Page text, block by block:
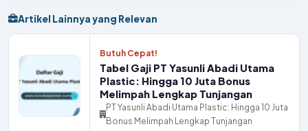
Tabel Gaji PT Yasunli Abadi Utama
Plastic: Hingga 10 Juta Bonus
Melimpah Lengkap Tunjangan
PT Yasunli Abadi Utama Plastic: Hingga 10 Juta
Bonus Melimpah Lengkap Tunjangan
Dibutuhkan